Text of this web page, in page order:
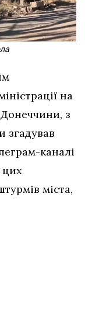
на
Донеччини, з
згадував
каналі
цих
міста,